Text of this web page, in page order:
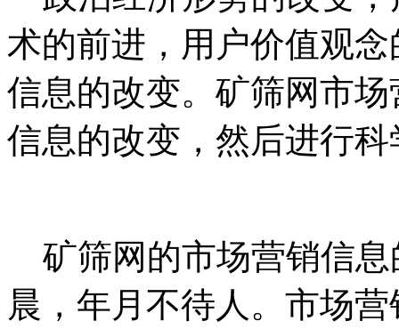
术的前进，用户价值观
信息的改变。矿筛网市
信息的改变，然后进行
矿筛网的市场营销信息
晨，年月不待人。市场